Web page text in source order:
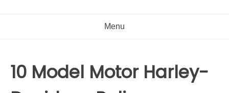
Menu
10 Model Motor Harley-